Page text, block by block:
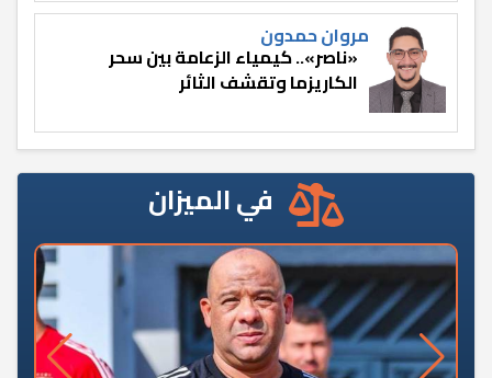
مروان حمدون
«ناصر».. كيمياء الزعامة بين سحر
الكاريزما وتقشف الثائر
في الميزان